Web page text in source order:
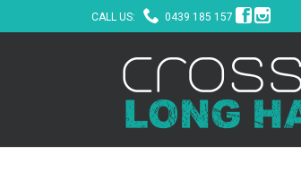
CALL US:  0439 185 157 